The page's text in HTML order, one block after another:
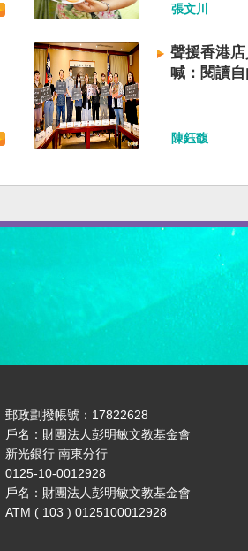
張文川
聲援香港
喊：閱讀自
陳鈺馥
郵政劃撥帳號：17822628
戶名：財團法人彭明敏文教基金會
新光銀行 南東分行
0125-10-0012928
戶名：財團法人彭明敏文教基金會
ATM ( 103 ) 0125100012928